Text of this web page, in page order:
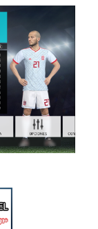
19:33
PES18
PS2 / HD
Patch V2
Noam_r
14/04/2018
PES18